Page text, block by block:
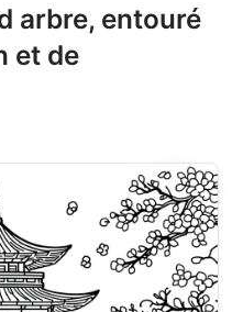
arbre, entouré
et de